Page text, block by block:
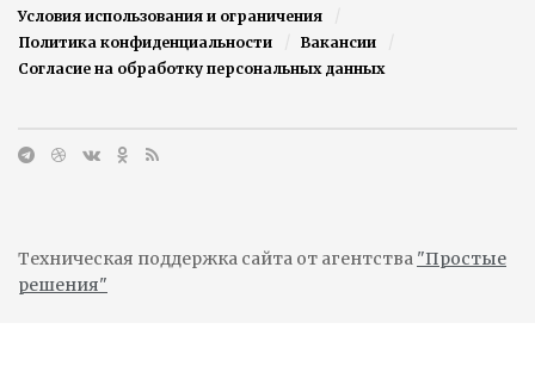
Условия использования и ограничения
Политика конфиденциальности
Вакансии
Согласие на обработку персональных данных
Техническая поддержка сайта от агентства "Простые
решения"